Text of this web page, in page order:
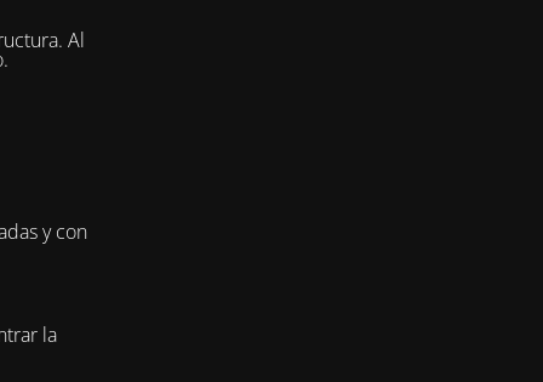
Al
y con
la